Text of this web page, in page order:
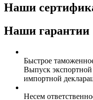
Наши
Наши гарантии
Быстрое
Выпуск
импортной
Несем